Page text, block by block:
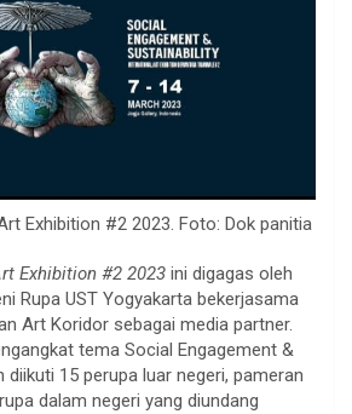
Exhibition #2 2023. Foto: Dok panitia
Exhibition #2 2023 ini digagas oleh
Rupa UST Yogyakarta bekerjasama
Art Koridor sebagai media partner.
tema Social Engagement &
diikuti 15 perupa luar negeri, pameran
dalam negeri yang diundang